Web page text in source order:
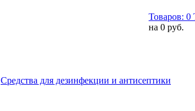
Товаров: 0
на 0 руб.
Средства для дезинфекции и антисептики